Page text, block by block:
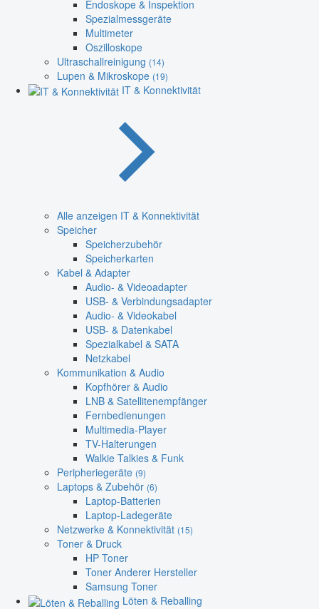
Endoskope & Inspektion
Spezialmessgeräte
Multimeter
Oszilloskope
Ultraschallreinigung (14)
Lupen & Mikroskope (19)
IT & Konnektivität
Alle anzeigen IT & Konnektivität
Speicher
Speicherzubehör
Speicherkarten
Kabel & Adapter
Audio- & Videoadapter
USB- & Verbindungsadapter
Audio- & Videokabel
USB- & Datenkabel
Spezialkabel & SATA
Netzkabel
Kommunikation & Audio
Kopfhörer & Audio
LNB & Satellitenempfänger
Fernbedienungen
Multimedia-Player
TV-Halterungen
Walkie Talkies & Funk
Peripheriegeräte (9)
Laptops & Zubehör (6)
Laptop-Batterien
Laptop-Ladegeräte
Netzwerke & Konnektivität (15)
Toner & Druck
HP Toner
Toner Anderer Hersteller
Samsung Toner
Löten & Reballing